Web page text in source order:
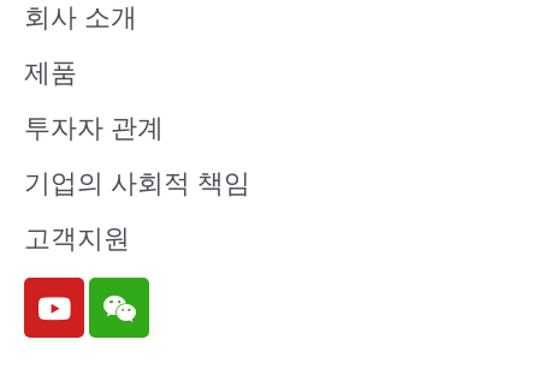
회사 소개
제품
투자자 관계
기업의 사회적 책임
고객지원
Y
o
W
e